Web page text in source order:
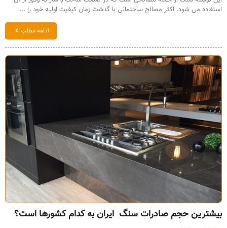
استفاده می شود. اکثر مصالح ساختمانی با گذشت زمان کیفیت اولیه خود را ...
ادامه مطلب
بیشترین حجم صادرات سنگ ایران به کدام کشورها است؟